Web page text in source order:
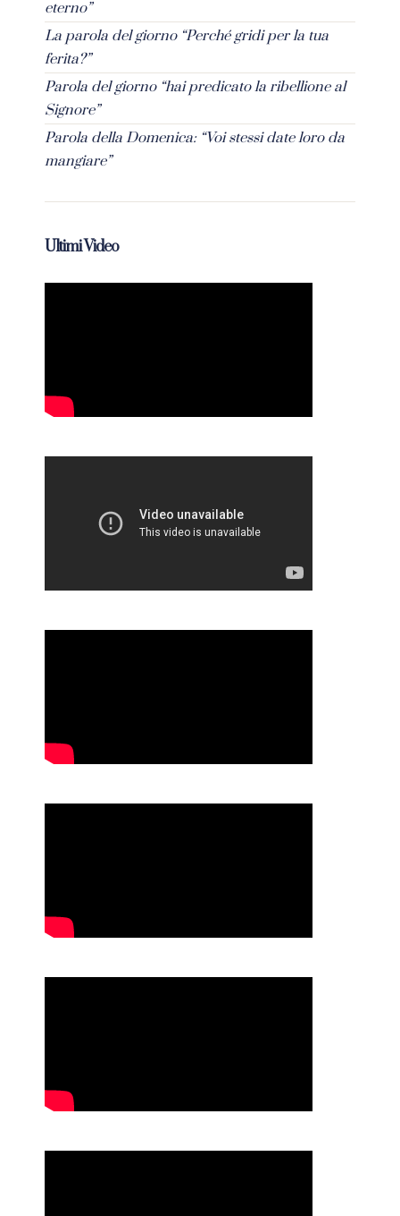
eterno”
La parola del giorno “Perché gridi per la tua
ferita?”
Parola del giorno “hai predicato la ribellione al
Signore”
Parola della Domenica: “Voi stessi date loro da
mangiare”
Ultimi Video